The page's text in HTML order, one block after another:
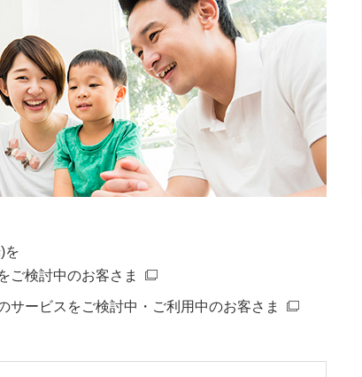
を
ご検討中のお客さま
サービスをご検討中・ご利用中のお客さま